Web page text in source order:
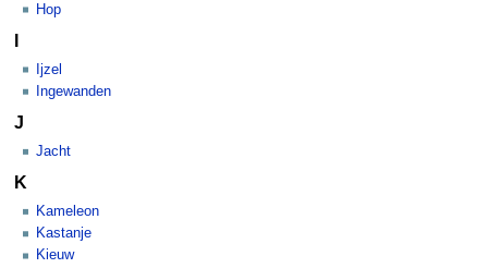
Hop
I
Ijzel
Ingewanden
J
Jacht
K
Kameleon
Kastanje
Kieuw